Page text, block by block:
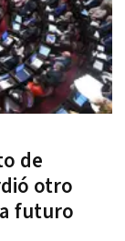
de
otro
futuro